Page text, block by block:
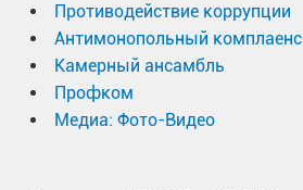
Противодействие коррупции
Антимонопольный комплаенс
Камерный ансамбль
Профком
Медиа: Фото-Видео